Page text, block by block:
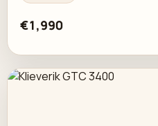
€1,990